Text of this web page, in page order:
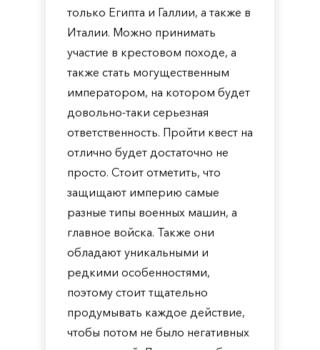
только Египта и Галлии, а также в
Италии. Можно принимать
участие в крестовом походе, а
также стать могущественным
императором, на котором будет
довольно-таки серьезная
ответственность. Пройти квест на
отлично будет достаточно не
просто. Стоит отметить, что
защищают империю самые
разные типы военных машин, а
главное войска. Также они
обладают уникальными и
редкими особенностями,
поэтому стоит тщательно
продумывать каждое действие,
чтобы потом не было негативных